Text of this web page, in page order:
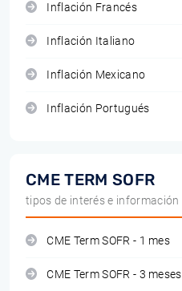
Inflación Francés
Inflación Italiano
Inflación Mexicano
Inflación Portugués
CME TERM SOFR
tipos de interés e información
CME Term SOFR - 1 mes
CME Term SOFR - 3 meses